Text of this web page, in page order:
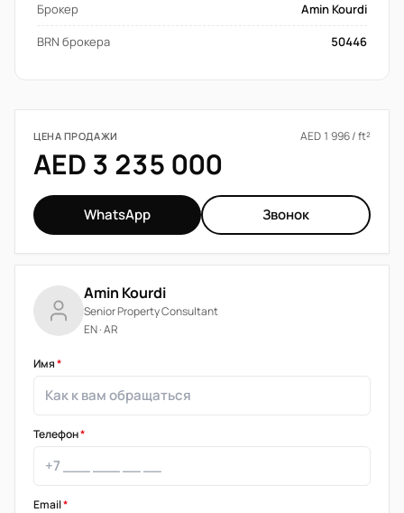
Брокер
Amin Kourdi
BRN брокера
50446
ЦЕНА ПРОДАЖИ AED 1 996 / ft²
AED 3 235 000
WhatsApp Звонок
Amin Kourdi
Senior Property Consultant
EN · AR
Имя*
Телефон*
Email*